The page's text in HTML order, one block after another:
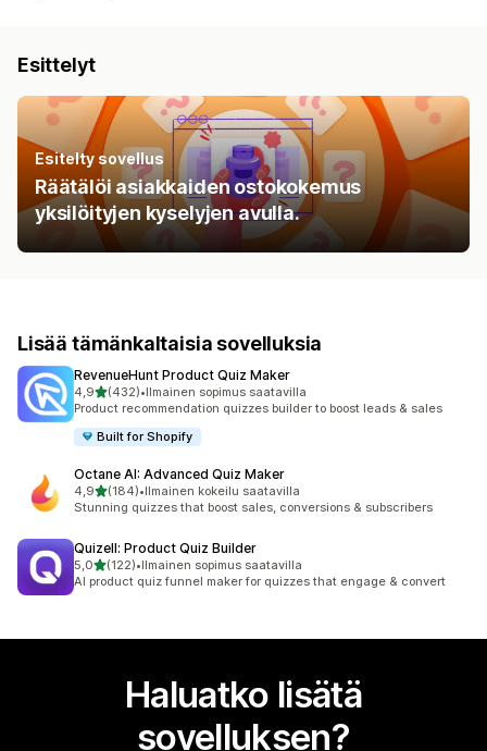
Esittelyt
Esitelty sovellus
Räätälöi asiakkaiden ostokokemus
yksilöityjen kyselyjen avulla.
Lisää tämänkaltaisia sovelluksia
RevenueHunt Product Quiz Maker
4,9/ 5 tähteä
(432)
432 arvostelua yhteensä
•Ilmainen sopimus saatavilla
Product recommendation quizzes builder to boost leads & sales
Built for Shopify
Octane AI: Advanced Quiz Maker
4,9/ 5 tähteä
(184)
184 arvostelua yhteensä
•Ilmainen kokeilu saatavilla
Stunning quizzes that boost sales, conversions & subscribers
Quizell: Product Quiz Builder
5,0/ 5 tähteä
(122)
122 arvostelua yhteensä
•Ilmainen sopimus saatavilla
AI product quiz funnel maker for quizzes that engage & convert
Haluatko lisätä
sovelluksen?